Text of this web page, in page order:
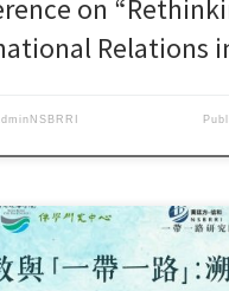
on
Relations